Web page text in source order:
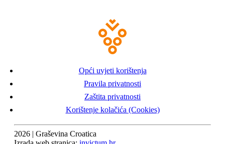
Opći uvjeti korištenja
Pravila privatnosti
Zaštita privatnosti
Korištenje kolačića (Cookies)
2026 | Graševina Croatica